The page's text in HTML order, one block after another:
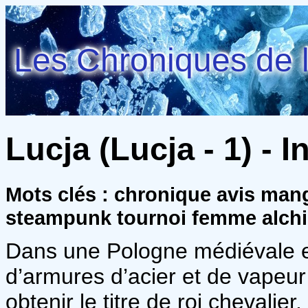
Les Chroniques de
Lucja (Lucja - 1) -
Mots clés : chronique avis
steampunk tournoi femme
Dans une Pologne médiévale
d’armures d’acier et de
obtenir le titre de roi